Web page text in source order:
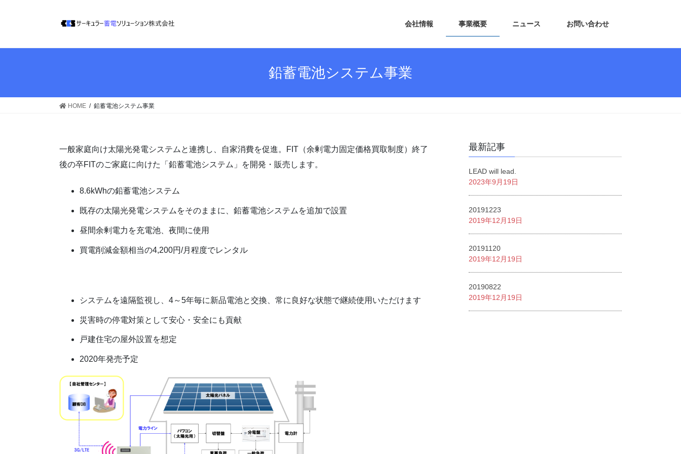
会社情報 事業概要 ニュース お問い合わせ
鉛蓄電池システム事業
HOME 鉛蓄電池システム事業
一般家庭向け太陽光発電システムと連携し、自家消費を促進。FIT（余剰電力固定価格買取制度）終了
後の卒FITのご家庭に向けた「鉛蓄電池システム」を開発・販売します。
8.6kWhの鉛蓄電池システム
既存の太陽光発電システムをそのままに、鉛蓄電池システムを追加で設置
昼間余剰電力を充電池、夜間に使用
買電削減金額相当の4,200円/月程度でレンタル
システムを遠隔監視し、4～5年毎に新品電池と交換、常に良好な状態で継続使用いただけます
災害時の停電対策として安心・安全にも貢献
戸建住宅の屋外設置を想定
2020年発売予定
最新記事
LEAD will lead.
2023年9月19日
20191223
2019年12月19日
20191120
2019年12月19日
20190822
2019年12月19日